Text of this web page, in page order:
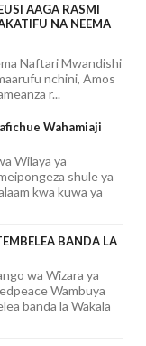
AAGA RASMI
NA NEEMA
Naftari Mwandishi
nchini, Amos
r...
Wahamiaji
Wilaya ya
shule ya
kwa kuwa ya
BANDA LA
wa Wizara ya
Wambuya
banda la Wakala